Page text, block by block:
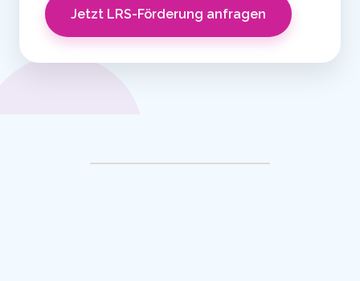
Jetzt LRS-Förderung anfragen